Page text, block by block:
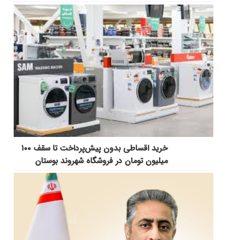
خرید اقساطی بدون پیش‌پرداخت تا سقف ۱۰۰
میلیون تومان در فروشگاه شهروند بوستان